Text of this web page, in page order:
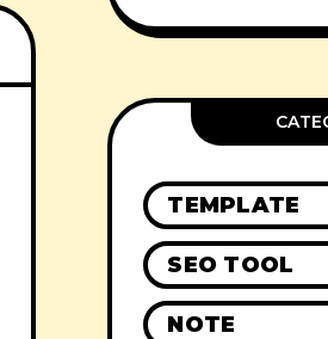
TEMPLATE
SEO TOOL
NOTE